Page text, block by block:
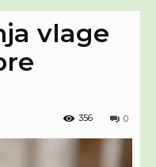
vlage
0
356